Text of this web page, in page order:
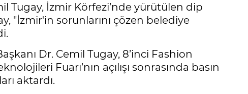
Tugay, İzmir Körfezi’nde yürütülen dip
"İzmir'in sorunlarını çözen belediye
Dr. Cemil Tugay, 8’inci Fashion
Fuarı’nın açılışı sonrasında basın
aktardı.